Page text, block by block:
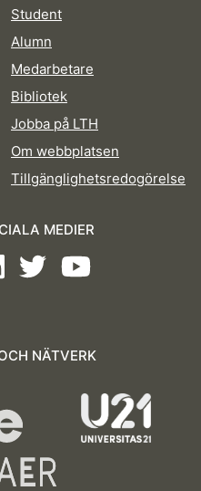
Student
Alumn
Medarbetare
Bibliotek
Jobba på LTH
Om webbplatsen
Tillgänglighetsredogörelse
MEDIER
TwitterYoutube
NÄTVERK